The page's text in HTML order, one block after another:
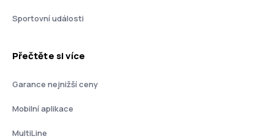
Sportovní události
Přečtěte si více
Garance nejnižší ceny
Mobilní aplikace
MultiLine